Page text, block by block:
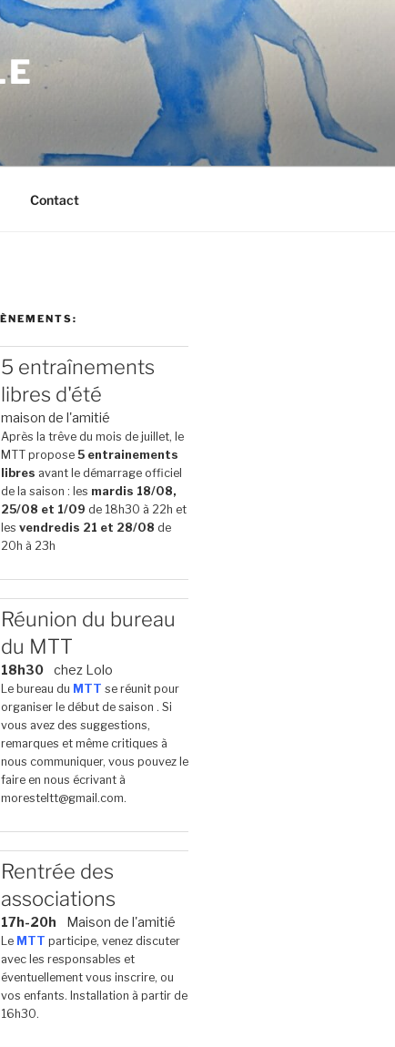
Contact
5 entraînements
libres d'été
maison de l'amitié
Après la trêve du mois de juillet, le
MTT propose 5 entrainements
libres avant le démarrage officiel
de la saison : les mardis 18/08,
25/08 et 1/09 de 18h30 à 22h et
les vendredis 21 et 28/08 de
20h à 23h
Réunion du bureau
du MTT
18h30 chez Lolo
Le bureau du MTT se réunit pour
organiser le début de saison . Si
vous avez des suggestions,
remarques et même critiques à
nous communiquer, vous pouvez le
faire en nous écrivant à
moresteltt@gmail.com.
Rentrée des
associations
17h-20h Maison de l'amitié
Le MTT participe, venez discuter
avec les responsables et
éventuellement vous inscrire, ou
vos enfants. Installation à partir de
16h30.